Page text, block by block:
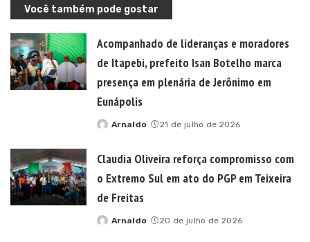
Você também pode gostar
Acompanhado de lideranças e moradores
de Itapebi, prefeito Isan Botelho marca
presença em plenária de Jerônimo em
Eunápolis
Posted
Arnaldo 21 de julho de 2026
Claudia Oliveira reforça compromisso com
o Extremo Sul em ato do PGP em Teixeira
de Freitas
Posted
Arnaldo 20 de julho de 2026